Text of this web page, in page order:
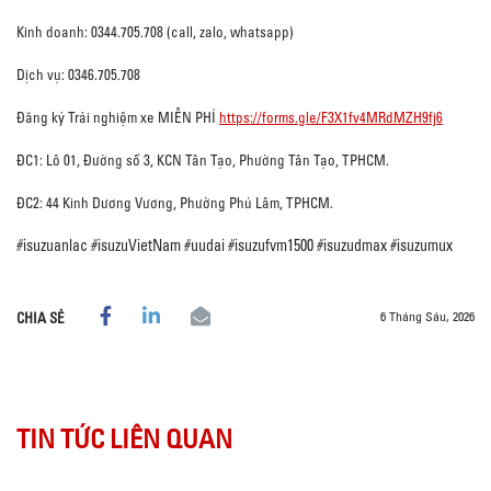
Kinh doanh: 0344.705.708 (call, zalo, whatsapp)
Dịch vụ: 0346.705.708
Đăng ký Trải nghiệm xe MIỄN PHÍ https://forms.gle/F3X1fv4MRdMZH9fj6
ĐC1: Lô 01, Đường số 3, KCN Tân Tạo, Phường Tân Tạo, TPHCM.
ĐC2: 44 Kinh Dương Vương, Phường Phú Lâm, TPHCM.
#isuzuanlac #isuzuVietNam#uudai#isuzufvm1500#isuzudmax#isuzumux
CHIA SẺ 6 Tháng Sáu, 2026
TIN TỨC LIÊN QUAN